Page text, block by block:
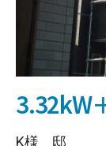
3.32kW
K様 邸